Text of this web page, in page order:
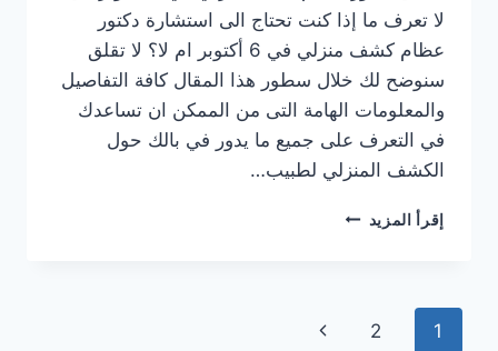
لا تعرف ما إذا كنت تحتاج الى استشارة دكتور
عظام كشف منزلي في 6 أكتوبر ام لا؟ لا تقلق
سنوضح لك خلال سطور هذا المقال كافة التفاصيل
والمعلومات الهامة التى من الممكن ان تساعدك
في التعرف على جميع ما يدور في بالك حول
الكشف المنزلي لطبيب…
إقرأ المزيد دكتور
تنقل
1
2
الصفحة